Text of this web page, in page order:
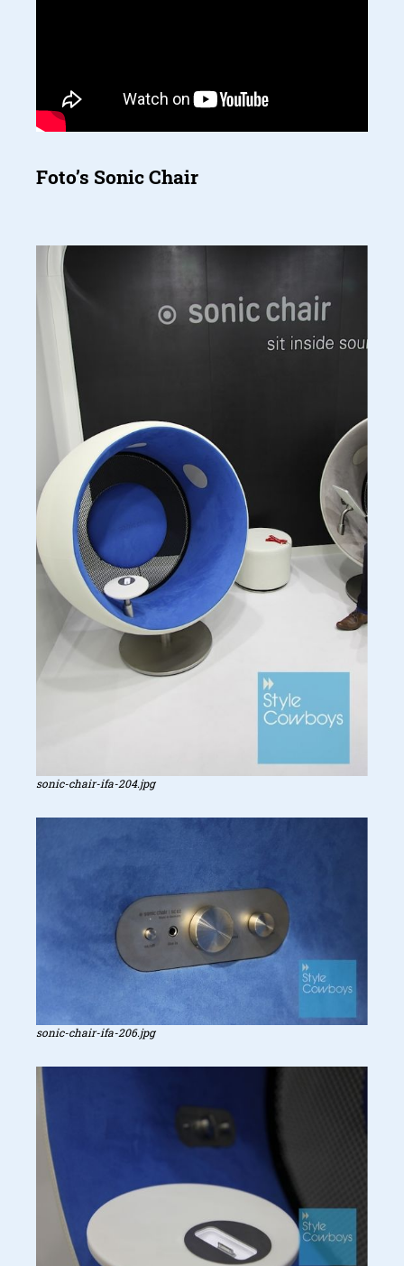
Sonic Chair
sonic-chair-ifa-204.jpg
sonic-chair-ifa-206.jpg